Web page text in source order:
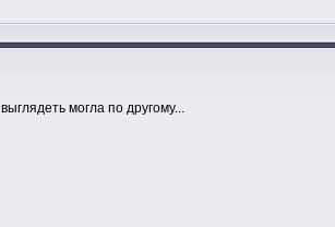
могла по другому...